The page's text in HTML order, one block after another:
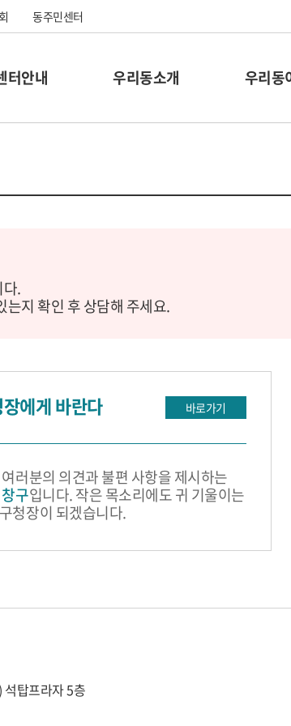
동주민센터
터안내 우리동소개 우리동
.
지 확인 후 상담해 주세요.
에게 바란다 바로가기
러분의 의견과 불편 사항을 제시하는
구입니다. 작은 목소리에도 귀 기울이는
청장이 되겠습니다.
탑프라자 5층